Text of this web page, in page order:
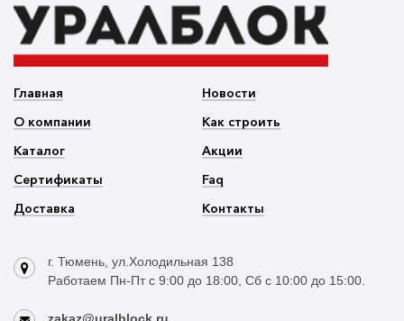
Главная
О компании
Каталог
Сертификаты
Доставка
Новости
Как строить
Акции
Faq
Контакты
г. Тюмень, ул.Холодильная 138
Работаем Пн-Пт с 9:00 до 18:00, Сб с 10:00 до 15:00.